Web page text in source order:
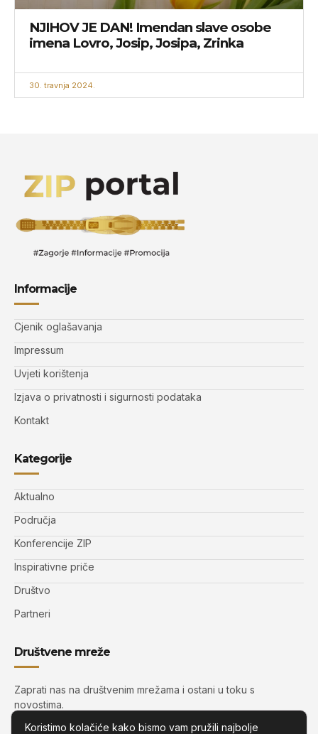
NJIHOV JE DAN! Imendan slave osobe
imena Lovro, Josip, Josipa, Zrinka
30. travnja 2024.
Informacije
Cjenik oglašavanja
Impressum
Uvjeti korištenja
Izjava o privatnosti i sigurnosti podataka
Kontakt
Kategorije
Aktualno
Područja
Konferencije ZIP
Inspirativne priče
Društvo
Partneri
Društvene mreže
Zaprati nas na društvenim mrežama i ostani u toku s
novostima.
Koristimo kolačiće kako bismo vam pružili najbolje